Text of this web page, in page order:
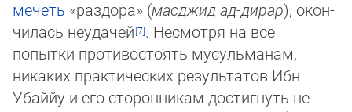
мечеть «раздора» (масджид ад-дирар), окон­
чилась неудачей
. Несмотря на все
попытки противостоять мусульманам,
никаких практических результатов Ибн
Убай­йу и его сторонникам достигнуть не